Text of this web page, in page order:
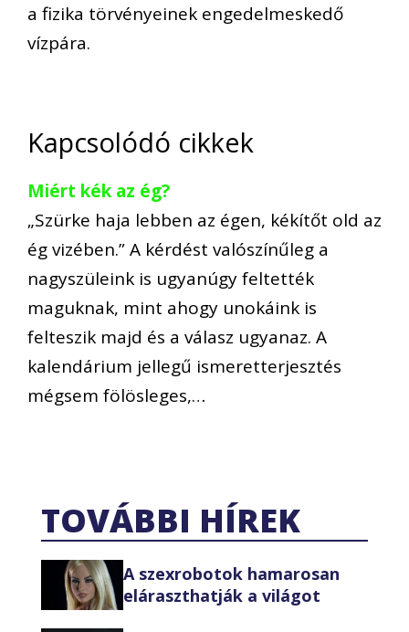
a fizika törvényeinek engedelmeskedő
vízpára.
Kapcsolódó cikkek
Miért kék az ég?
„Szürke haja lebben az égen, kékítőt old az
ég vizében.” A kérdést valószínűleg a
nagyszüleink is ugyanúgy feltették
maguknak, mint ahogy unokáink is
felteszik majd és a válasz ugyanaz. A
kalendárium jellegű ismeretterjesztés
mégsem fölösleges,…
TOVÁBBI HÍREK
A szexrobotok hamarosan
eláraszthatják a világot